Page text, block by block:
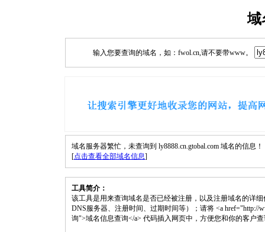
域
输入您要查询的域名，如：fwol.cn,请不要带www。
域名服务器繁忙，未查询到 ly8888.cn.gtobal.com 域名的信息！
[点击查看全部域名信息]
工具简介：
该工具是用来查询域名是否已经被注册，以及注册域名的详
DNS服务器、注册时间、过期时间等）；请将 <a href="http://
询">域名信息查询</a> 代码插入网页中，方便您和你的客户